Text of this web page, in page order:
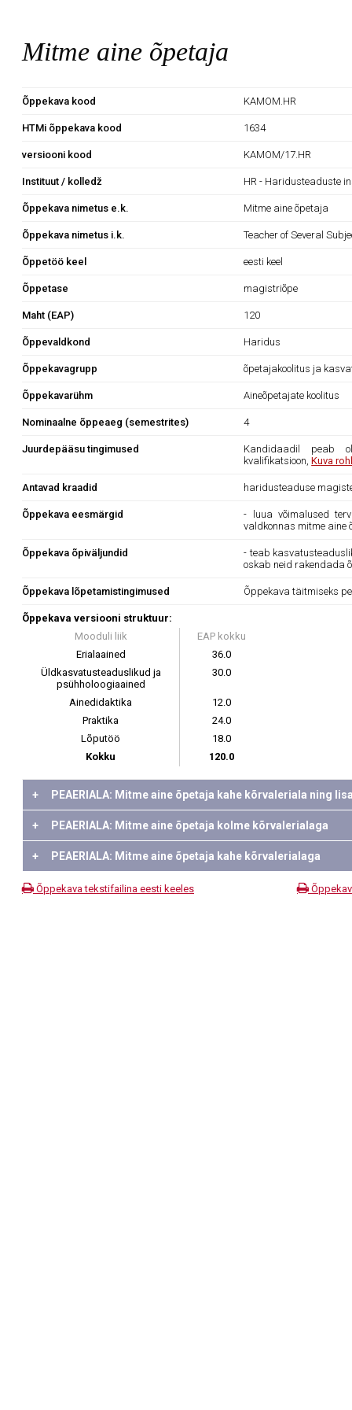
Mitme aine õpetaja
Õppekava kood KAMOM.HR
HTMi õppekava kood 1634
versiooni kood KAMOM/17.HR
Instituut / kolledž HR - Haridusteaduste
Õppekava nimetus e.k. Mitme aine õpetaja
Õppekava nimetus i.k. Teacher of Several
Õppetöö keel eesti keel
Õppetase magistriõpe
Maht (EAP) 120
Õppevaldkond Haridus
Õppekavagrupp õpetajakoolitus ja
Õppekavarühm Aineõpetajate koolitus
Nominaalne õppeaeg (semestrites) 4
Juurdepääsu tingimused
Kandidaadil peab
kvalifikatsioon, Kuva
Antavad kraadid haridusteaduse
Õppekava eesmärgid
- luua võimalused
valdkonnas mitme aine
Õppekava õpiväljundid
- teab
oskab neid rakendada
Õppekava lõpetamistingimused Õppekava täitmiseks
Õppekava versiooni struktuur:
Mooduli liik
EAP kokku
Erialaained
36.0
Üldkasvatusteaduslikud ja
psühholoogiaained
30.0
Ainedidaktika
12.0
Praktika
24.0
Lõputöö
18.0
Kokku
120.0
+ PEAERIALA: Mitme aine õpetaja kahe kõrvaleriala ning
+ PEAERIALA: Mitme aine õpetaja kolme kõrvalerialaga
+ PEAERIALA: Mitme aine õpetaja kahe kõrvalerialaga
Õppekava tekstifailina eesti keeles